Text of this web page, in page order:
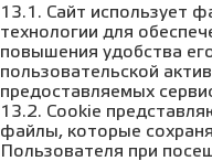
13.1. Сайт использует
технологии для
повышения удобства
пользовательской
предоставляемых
13.2. Cookie
файлы, которые
Пользователя при